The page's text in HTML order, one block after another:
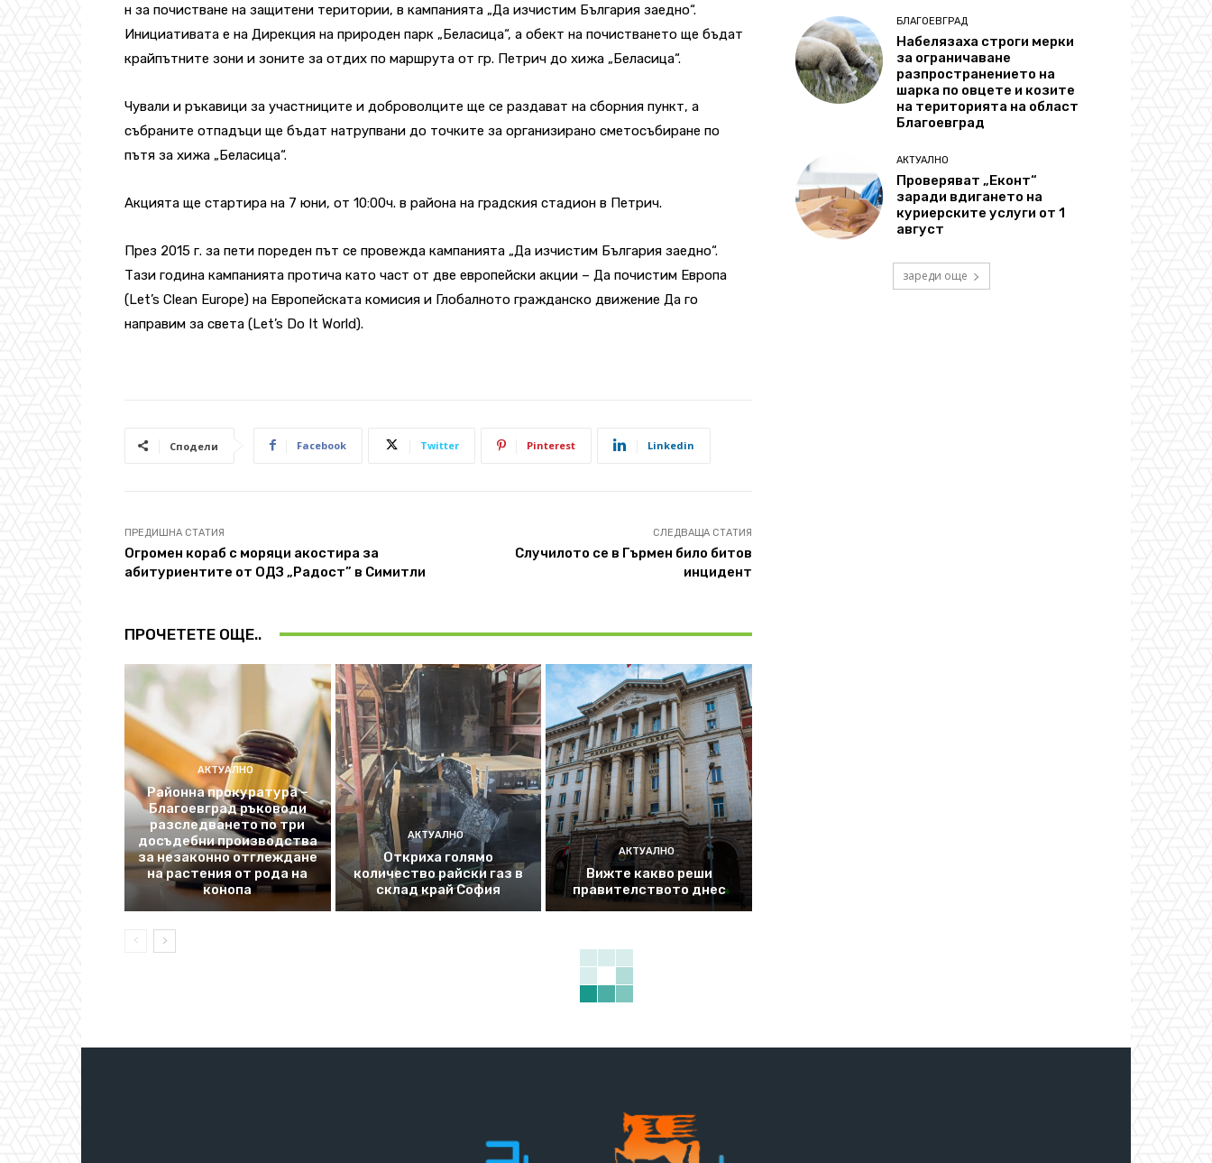
н за почистване на защитени територии, в кампанията „Да изчистим България заедно“.
Инициативата е на Дирекция на природен парк „Беласица“, а обект на почистването ще бъдат
крайпътните зони и зоните за отдих по маршрута от гр. Петрич до хижа „Беласица“.
Чували и ръкавици за участниците и доброволците ще се раздават на сборния пункт, а
събраните отпадъци ще бъдат натрупвани до точките за организирано сметосъбиране по
пътя за хижа „Беласица“.
Акцията ще стартира на 7 юни, от 10:00ч. в района на градския стадион в Петрич.
През 2015 г. за пети пореден път се провежда кампанията „Да изчистим България заедно“.
Тази година кампанията протича като част от две европейски акции – Да почистим Европа
(Let’s Clean Europe) на Европейската комисия и Глобалното гражданско движение Да го
направим за света (Let’s Do It World).
Сподели Facebook Twitter Pinterest Linkedin
ПРЕДИШНА СТАТИЯ
Огромен кораб с моряци акостира за
абитуриентите от ОДЗ „Радост” в Симитли
СЛЕДВАЩА СТАТИЯ
Случилото се в Гърмен било битов
инцидент
ПРОЧЕТЕТЕ ОЩЕ..
АКТУАЛНО
Районна прокуратура –
Благоевград ръководи
разследването по три
досъдебни производства
за незаконно отглеждане
на растения от рода на
конопа
АКТУАЛНО
Откриха голямо
количество райски газ в
склад край София
АКТУАЛНО
Вижте какво реши
правителството днес
БЛАГОЕВГРАД
Набелязаха строги мерки
за ограничаване
разпространението на
шарка по овцете и козите
на територията на област
Благоевград
АКТУАЛНО
Проверяват „Еконт“
заради вдигането на
куриерските услуги от 1
август
зареди още